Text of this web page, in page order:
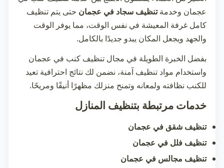
عجمان وخدمةتنظيف سجاد في عجمان حتى يتم تنظيف
كامل غرفة المعيشة في نفس الوقت، مما يوفر الوقت
والجهد ويجعل المكان يبدو جديدًا بالكامل.
بفضل الخبرة الطويلة في مجال تنظيف كنب في عجمان
واستخدام مواد تنظيف آمنة، نضمن لك نتائج احترافية تعيد
للكنب نظافته ولمعانه وتمنح منزلك مظهرًا أنيقًا ومريحًا.
خدمات مرتبطة بتنظيف المنازل
تنظيف شقق في عجمان
تنظيف فلل في عجمان
تنظيف مجالس في عجمان